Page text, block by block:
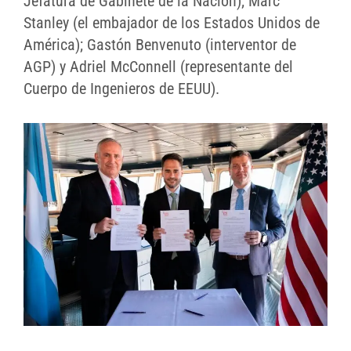
Stanley (el embajador de los Estados Unidos de
América); Gastón Benvenuto (interventor de
AGP) y Adriel McConnell (representante del
Cuerpo de Ingenieros de EEUU).